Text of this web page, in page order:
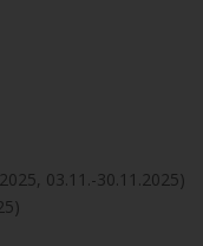
03.11.-30.11.2025)